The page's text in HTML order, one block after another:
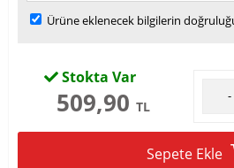
Ürüne eklenecek bilgilerin
Stokta Var
509,90 TL
-
Sepete Ekle